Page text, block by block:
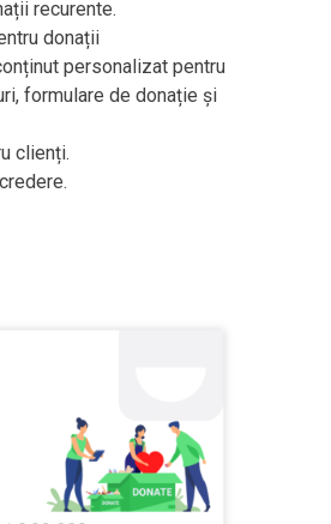
recurente.
donații
personalizat pentru
formulare de donație și
clienți.